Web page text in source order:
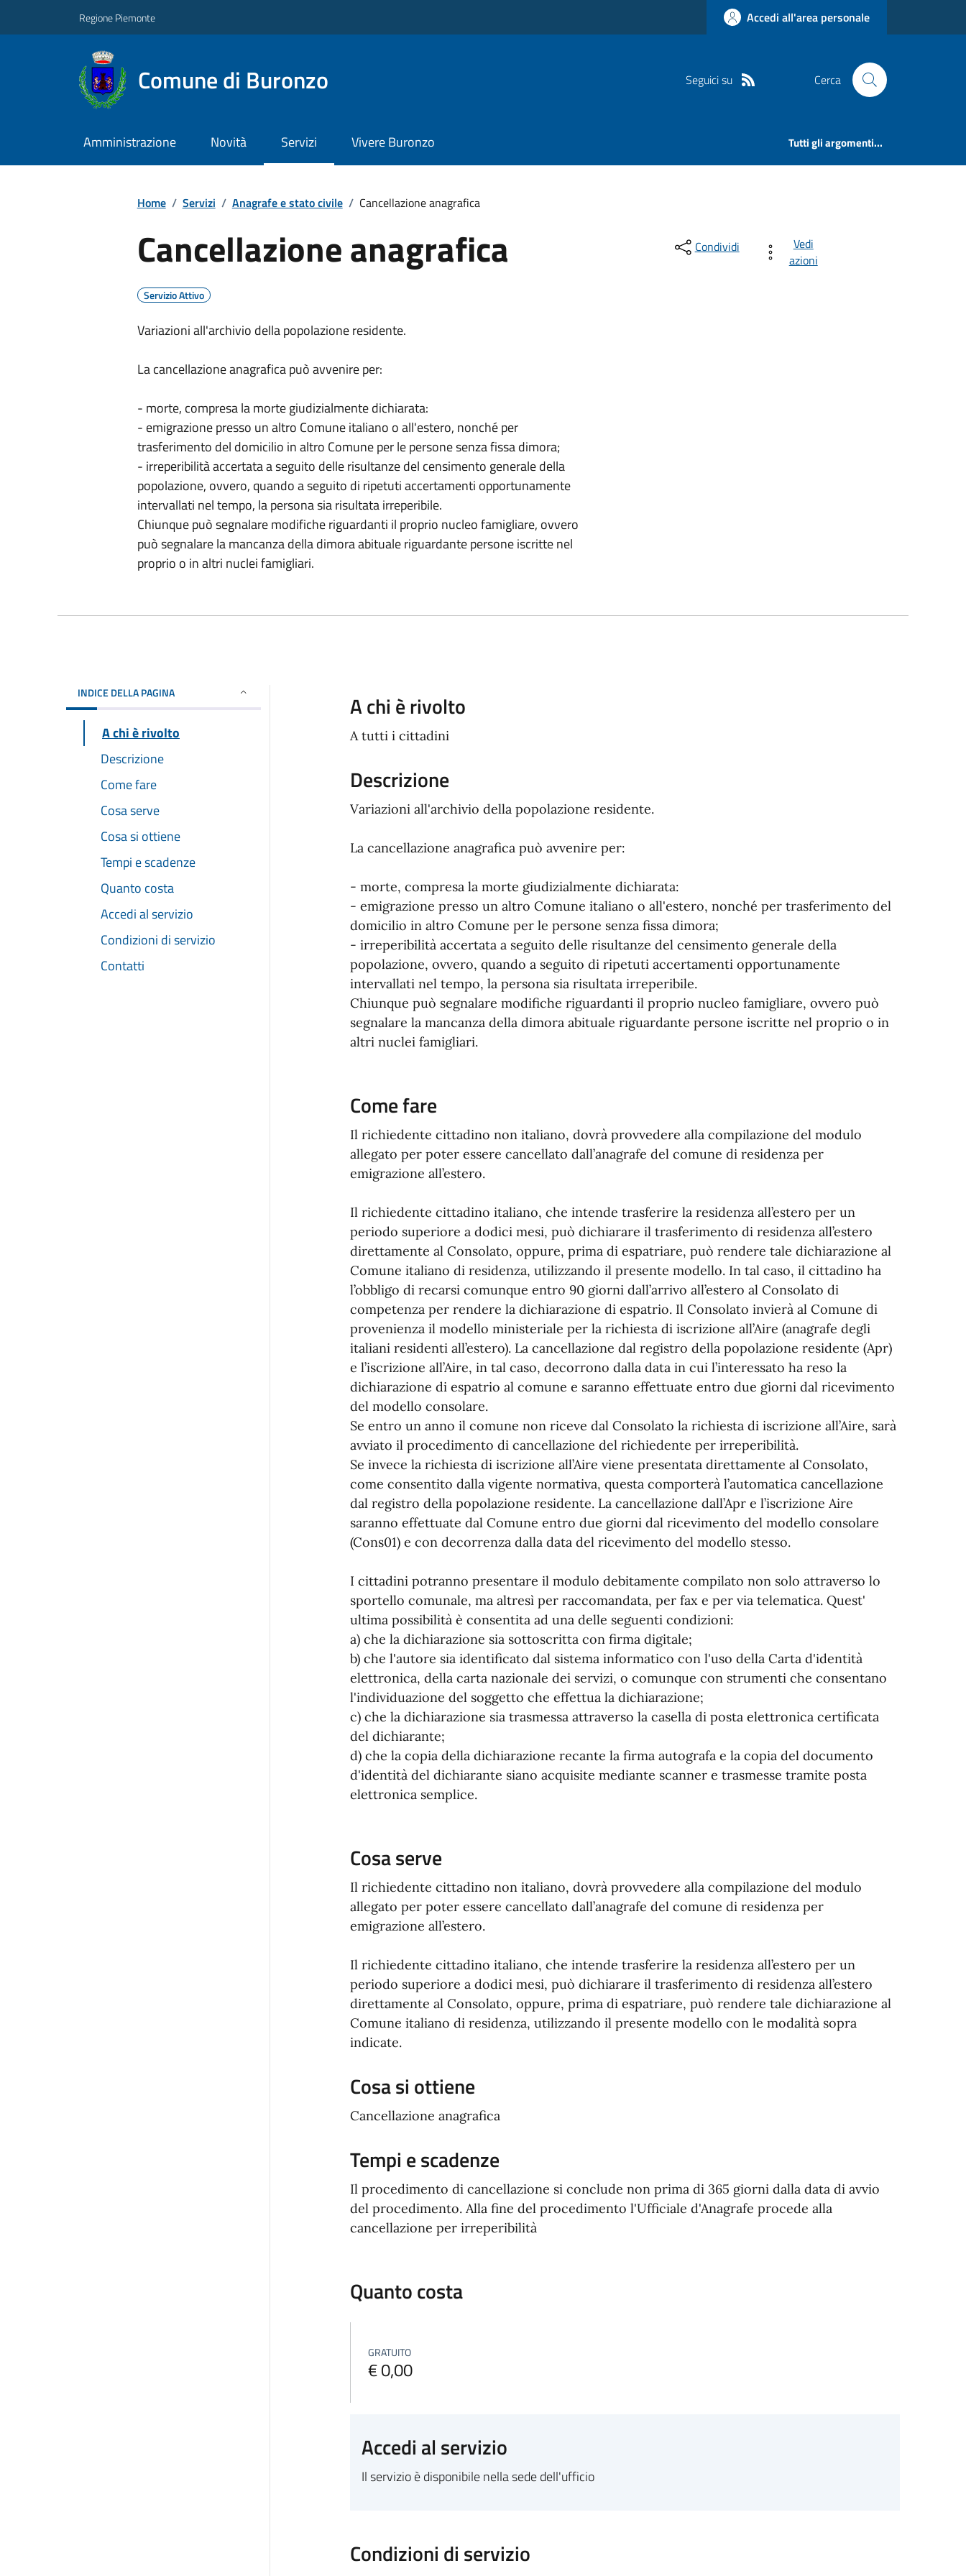
Regione Piemonte Accedi all'area personale
Comune di Buronzo Seguici su Cerca
Amministrazione Novità Servizi Vivere Buronzo Tutti gli argomenti...
Home / Servizi / Anagrafe e stato civile / Cancellazione anagrafica
Cancellazione anagrafica
Servizio Attivo
Variazioni all'archivio della popolazione residente.
La cancellazione anagrafica può avvenire per:
- morte, compresa la morte giudizialmente dichiarata:
- emigrazione presso un altro Comune italiano o all'estero, nonché per
trasferimento del domicilio in altro Comune per le persone senza fissa dimora;
- irreperibilità accertata a seguito delle risultanze del censimento generale della
popolazione, ovvero, quando a seguito di ripetuti accertamenti opportunamente
intervallati nel tempo, la persona sia risultata irreperibile.
Chiunque può segnalare modifiche riguardanti il proprio nucleo famigliare, ovvero
può segnalare la mancanza della dimora abituale riguardante persone iscritte nel
proprio o in altri nuclei famigliari.
Condividi
Vedi
azioni
INDICE DELLA PAGINA
A chi è rivolto
Descrizione
Come fare
Cosa serve
Cosa si ottiene
Tempi e scadenze
Quanto costa
Accedi al servizio
Condizioni di servizio
Contatti
A chi è rivolto
A tutti i cittadini
Descrizione
Variazioni all'archivio della popolazione residente.
La cancellazione anagrafica può avvenire per:
- morte, compresa la morte giudizialmente dichiarata:
- emigrazione presso un altro Comune italiano o all'estero, nonché per trasferimento del
domicilio in altro Comune per le persone senza fissa dimora;
- irreperibilità accertata a seguito delle risultanze del censimento generale della
popolazione, ovvero, quando a seguito di ripetuti accertamenti opportunamente
intervallati nel tempo, la persona sia risultata irreperibile.
Chiunque può segnalare modifiche riguardanti il proprio nucleo famigliare, ovvero può
segnalare la mancanza della dimora abituale riguardante persone iscritte nel proprio o in
altri nuclei famigliari.
Come fare
Il richiedente cittadino non italiano, dovrà provvedere alla compilazione del modulo
allegato per poter essere cancellato dall’anagrafe del comune di residenza per
emigrazione all’estero.
Il richiedente cittadino italiano, che intende trasferire la residenza all’estero per un
periodo superiore a dodici mesi, può dichiarare il trasferimento di residenza all’estero
direttamente al Consolato, oppure, prima di espatriare, può rendere tale dichiarazione al
Comune italiano di residenza, utilizzando il presente modello. In tal caso, il cittadino ha
l’obbligo di recarsi comunque entro 90 giorni dall’arrivo all’estero al Consolato di
competenza per rendere la dichiarazione di espatrio. Il Consolato invierà al Comune di
provenienza il modello ministeriale per la richiesta di iscrizione all’Aire (anagrafe degli
italiani residenti all’estero). La cancellazione dal registro della popolazione residente (Apr)
e l’iscrizione all’Aire, in tal caso, decorrono dalla data in cui l’interessato ha reso la
dichiarazione di espatrio al comune e saranno effettuate entro due giorni dal ricevimento
del modello consolare.
Se entro un anno il comune non riceve dal Consolato la richiesta di iscrizione all’Aire, sarà
avviato il procedimento di cancellazione del richiedente per irreperibilità.
Se invece la richiesta di iscrizione all’Aire viene presentata direttamente al Consolato,
come consentito dalla vigente normativa, questa comporterà l’automatica cancellazione
dal registro della popolazione residente. La cancellazione dall’Apr e l’iscrizione Aire
saranno effettuate dal Comune entro due giorni dal ricevimento del modello consolare
(Cons01) e con decorrenza dalla data del ricevimento del modello stesso.
I cittadini potranno presentare il modulo debitamente compilato non solo attraverso lo
sportello comunale, ma altresì per raccomandata, per fax e per via telematica. Quest'
ultima possibilità è consentita ad una delle seguenti condizioni:
a) che la dichiarazione sia sottoscritta con firma digitale;
b) che l'autore sia identificato dal sistema informatico con l'uso della Carta d'identità
elettronica, della carta nazionale dei servizi, o comunque con strumenti che consentano
l'individuazione del soggetto che effettua la dichiarazione;
c) che la dichiarazione sia trasmessa attraverso la casella di posta elettronica certificata
del dichiarante;
d) che la copia della dichiarazione recante la firma autografa e la copia del documento
d'identità del dichiarante siano acquisite mediante scanner e trasmesse tramite posta
elettronica semplice.
Cosa serve
Il richiedente cittadino non italiano, dovrà provvedere alla compilazione del modulo
allegato per poter essere cancellato dall’anagrafe del comune di residenza per
emigrazione all’estero.
Il richiedente cittadino italiano, che intende trasferire la residenza all’estero per un
periodo superiore a dodici mesi, può dichiarare il trasferimento di residenza all’estero
direttamente al Consolato, oppure, prima di espatriare, può rendere tale dichiarazione al
Comune italiano di residenza, utilizzando il presente modello con le modalità sopra
indicate.
Cosa si ottiene
Cancellazione anagrafica
Tempi e scadenze
Il procedimento di cancellazione si conclude non prima di 365 giorni dalla data di avvio
del procedimento. Alla fine del procedimento l'Ufficiale d'Anagrafe procede alla
cancellazione per irreperibilità
Quanto costa
GRATUITO
€ 0,00
Accedi al servizio
Il servizio è disponibile nella sede dell'ufficio
Condizioni di servizio